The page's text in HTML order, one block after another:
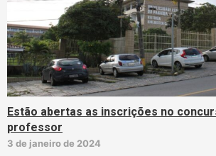
Estão abertas as inscrições no
professor
3 de janeiro de 2024